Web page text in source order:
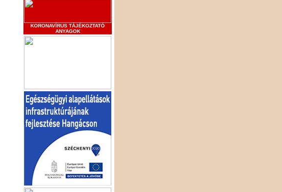
KORONAVÍRUS TÁJÉKOZTATÓ
ANYAGOK